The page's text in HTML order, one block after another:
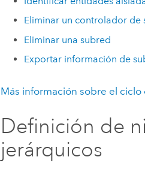
Eliminar un controlador de
Eliminar una subred
Exportar información de
Más información sobre el
Definición de
jerárquicos